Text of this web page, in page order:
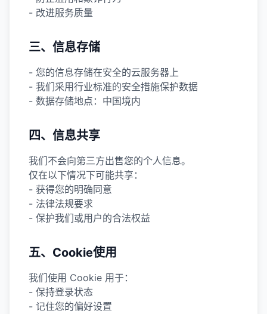
- 改进服务质量
三、信息存储
- 您的信息存储在安全的云服务器上
- 我们采用行业标准的安全措施保护数据
- 数据存储地点：中国境内
四、信息共享
我们不会向第三方出售您的个人信息。
仅在以下情况下可能共享：
- 获得您的明确同意
- 法律法规要求
- 保护我们或用户的合法权益
五、Cookie使用
我们使用 Cookie 用于：
- 保持登录状态
- 记住您的偏好设置